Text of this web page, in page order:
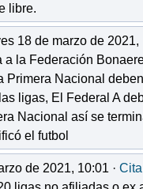
libre.
18 de marzo de 2021,
a la Federación
Primera Nacional
ligas, El Federal A
Nacional así se
el futbol
de 2021, 10:01 ·